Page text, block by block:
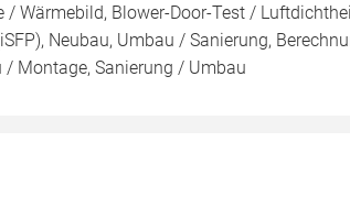
Wärmebild, Blower-Door-Test /
Neubau, Umbau / Sanierung,
Montage, Sanierung / Umbau